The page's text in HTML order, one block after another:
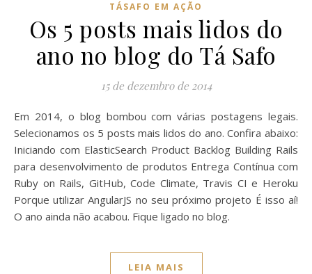
TÁSAFO EM AÇÃO
Os 5 posts mais lidos do
ano no blog do Tá Safo
15 de dezembro de 2014
Em 2014, o blog bombou com várias postagens legais.
Selecionamos os 5 posts mais lidos do ano. Confira abaixo:
Iniciando com ElasticSearch Product Backlog Building Rails
para desenvolvimento de produtos Entrega Contínua com
Ruby on Rails, GitHub, Code Climate, Travis CI e Heroku
Porque utilizar AngularJS no seu próximo projeto É isso aí!
O ano ainda não acabou. Fique ligado no blog.
LEIA MAIS